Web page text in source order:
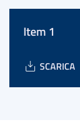
Item 1
SCARICA